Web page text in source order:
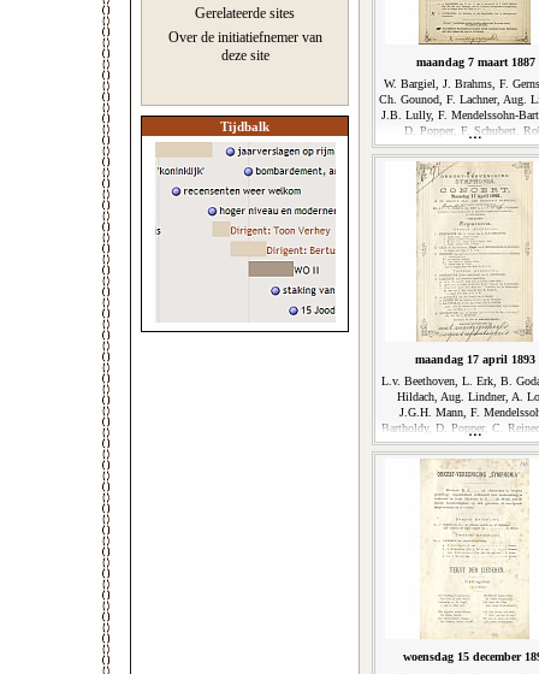
Gerelateerde sites
Over de initiatiefnemer van
deze site
Tijdbalk
maandag 7 maart 1887
W. Bargiel, J. Brahms, F.
Ch. Gounod, F. Lachner, Aug.
J.B. Lully, F. Mendelssohn-
D. Popper, F. Schubert,
Schumann
maandag 17 april 1893
L.v. Beethoven, L. Erk, B.
Hildach, Aug. Lindner, A.
J.G.H. Mann, F.
Bartholdy, D. Popper, C.
Schnitzler
woensdag 15 december